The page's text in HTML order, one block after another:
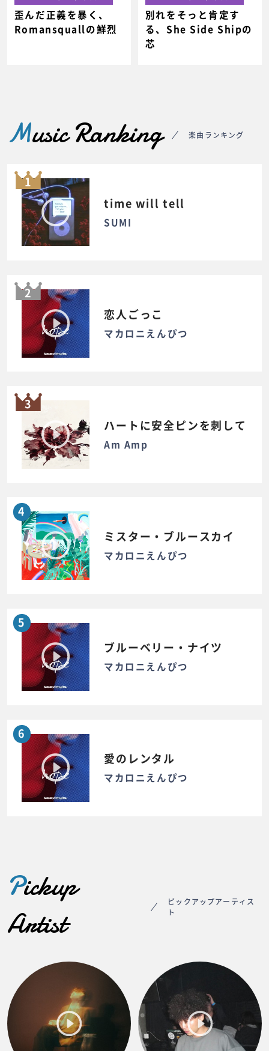
歪んだ正義を暴く、
Romansquallの鮮烈
別れをそっと肯定す
る、She Side Shipの
芯
Music Ranking 楽曲ランキング
1
time will tell
SUMI
2
恋人ごっこ
マカロニえんぴつ
3
ハートに安全ピンを刺して
Am Amp
4
ミスター・ブルースカイ
マカロニえんぴつ
5
ブルーベリー・ナイツ
マカロニえんぴつ
6
愛のレンタル
マカロニえんぴつ
Pickup
Artist
ピックアップアーティス
ト